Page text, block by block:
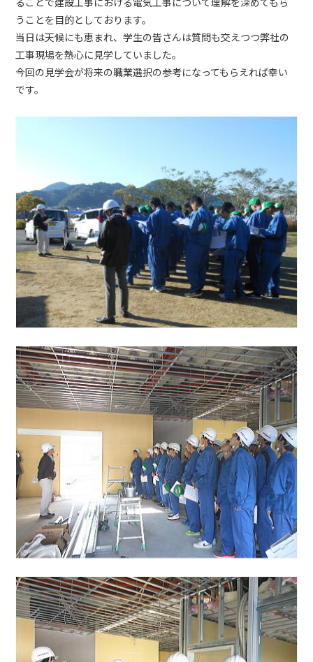
うことを目的としております。
当日は天候にも恵まれ、学生の皆さんは質問も交えつつ弊社の
工事現場を熱心に見学していました。
今回の見学会が将来の職業選択の参考になってもらえれば幸い
です。